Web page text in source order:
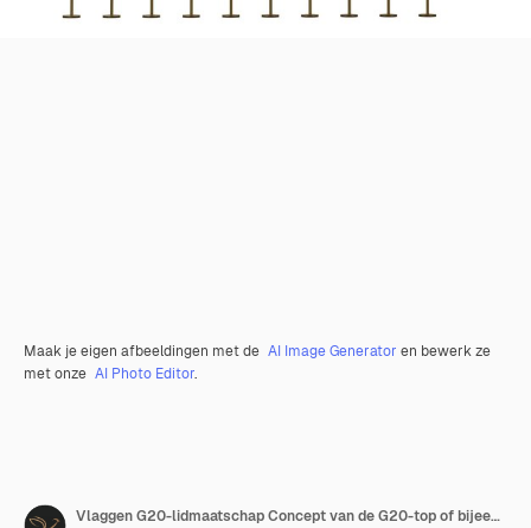
Maak je eigen afbeeldingen met de AI Image Generator en bewerk ze
met onze AI Photo Editor.
Vlaggen G20-lidmaatschap Concept van de G20-top of bijeenkomst G20-landen Groep van Twintig